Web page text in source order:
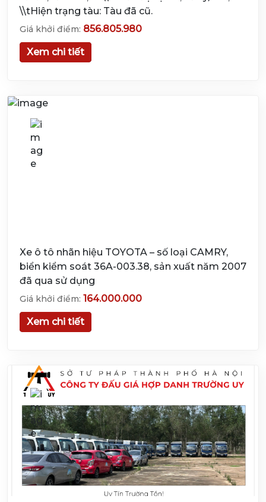
\\tHiện trạng tàu: Tàu đã cũ.
Giá khởi điểm: 856.805.980
Xem chi tiết
Xe ô tô nhãn hiệu TOYOTA – số loại CAMRY,
biển kiểm soát 36A-003.38, sản xuất năm 2007
đã qua sử dụng
Giá khởi điểm: 164.000.000
Xem chi tiết